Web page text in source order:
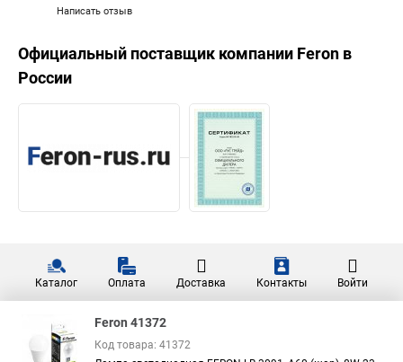
Написать отзыв
Официальный поставщик компании Feron в
России
Каталог Оплата Доставка Контакты Войти
Feron 41372
Код товара: 41372